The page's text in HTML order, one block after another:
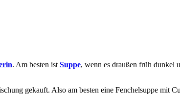
. Am besten ist Suppe, wenn es draußen früh dunkel
gekauft. Also am besten eine Fenchelsuppe mit